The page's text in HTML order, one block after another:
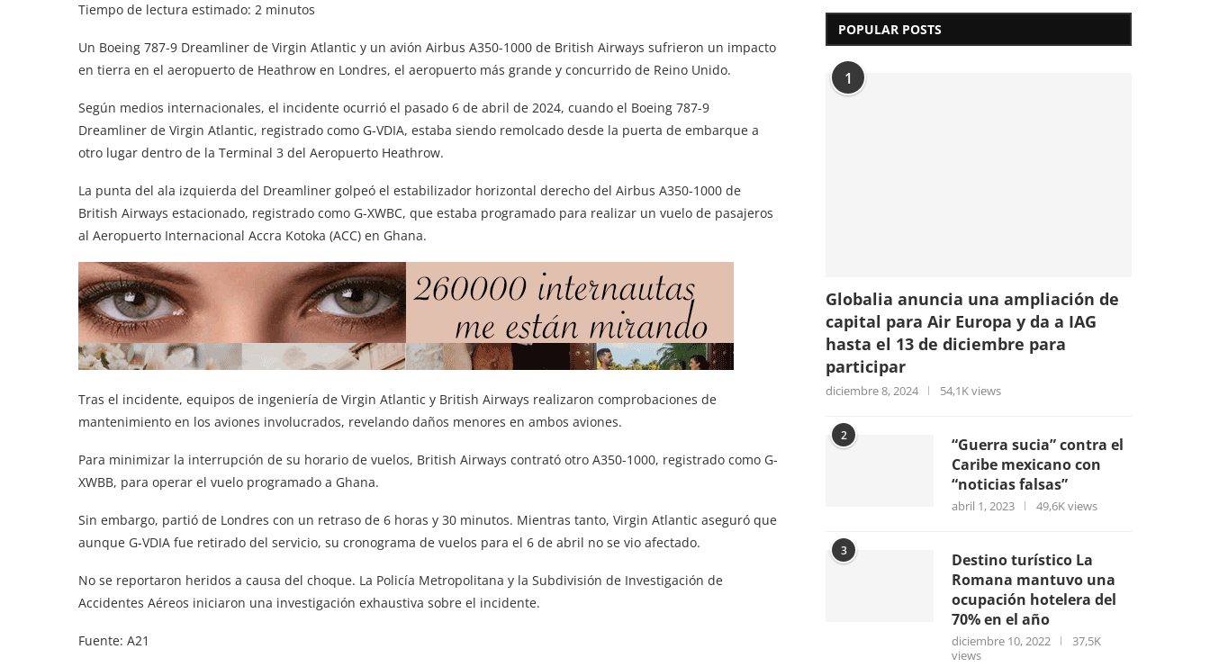
Tiempo de lectura estimado: 2 minutos
Un Boeing 787-9 Dreamliner de Virgin Atlantic y un avión Airbus A350-1000 de British Airways sufrieron un impacto
en tierra en el aeropuerto de Heathrow en Londres, el aeropuerto más grande y concurrido de Reino Unido.
Según medios internacionales, el incidente ocurrió el pasado 6 de abril de 2024, cuando el Boeing 787-9
Dreamliner de Virgin Atlantic, registrado como G-VDIA, estaba siendo remolcado desde la puerta de embarque a
otro lugar dentro de la Terminal 3 del Aeropuerto Heathrow.
La punta del ala izquierda del Dreamliner golpeó el estabilizador horizontal derecho del Airbus A350-1000 de
British Airways estacionado, registrado como G-XWBC, que estaba programado para realizar un vuelo de pasajeros
al Aeropuerto Internacional Accra Kotoka (ACC) en Ghana.
Tras el incidente, equipos de ingeniería de Virgin Atlantic y British Airways realizaron comprobaciones de
mantenimiento en los aviones involucrados, revelando daños menores en ambos aviones.
Para minimizar la interrupción de su horario de vuelos, British Airways contrató otro A350-1000, registrado como G-
XWBB, para operar el vuelo programado a Ghana.
Sin embargo, partió de Londres con un retraso de 6 horas y 30 minutos. Mientras tanto, Virgin Atlantic aseguró que
aunque G-VDIA fue retirado del servicio, su cronograma de vuelos para el 6 de abril no se vio afectado.
No se reportaron heridos a causa del choque. La Policía Metropolitana y la Subdivisión de Investigación de
Accidentes Aéreos iniciaron una investigación exhaustiva sobre el incidente.
Fuente: A21
POPULAR POSTS
1
Globalia anuncia una ampliación de
capital para Air Europa y da a IAG
hasta el 13 de diciembre para
participar
diciembre 8, 2024 54,1K views
2
“Guerra sucia” contra el
Caribe mexicano con
“noticias falsas”
abril 1, 2023 49,6K views
3
Destino turístico La
Romana mantuvo una
ocupación hotelera del
70% en el año
diciembre 10, 2022
37,5K
views